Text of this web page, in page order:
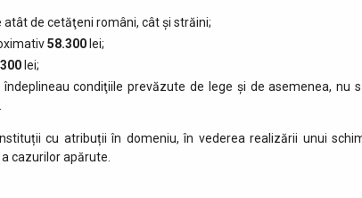
de cetăţeni români, cât şi străini;
58.300lei;
lei;
condiţiile prevăzute de lege şi de asemenea, nu
cu atribuții în domeniu, în vederea realizării unui
cazurilor apărute.